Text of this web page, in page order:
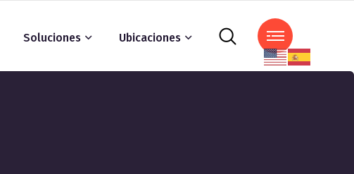
Soluciones Ubicaciones